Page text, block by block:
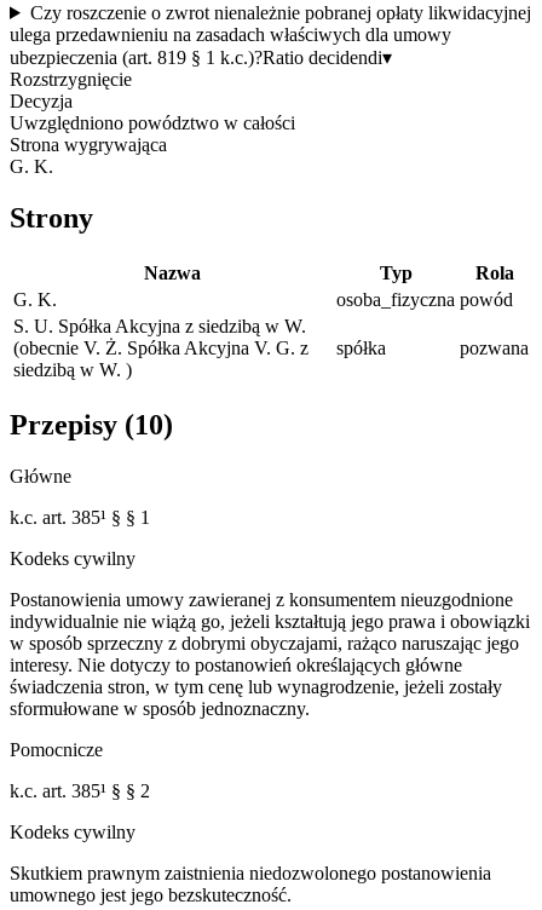
Czy roszczenie o zwrot nienależnie pobranej opłaty likwidacyjnej
ulega przedawnieniu na zasadach właściwych dla umowy
ubezpieczenia (art. 819 § 1 k.c.)?Ratio decidendi▾
Rozstrzygnięcie
Decyzja
Uwzględniono powództwo w całości
Strona wygrywająca
G. K.
Strony
Nazwa Typ
Rola
G. K.
osoba_fizyczna powód
S. U. Spółka Akcyjna z siedzibą w W.
(obecnie V. Ż. Spółka Akcyjna V. G. z
siedzibą w W. )
spółka pozwana
Przepisy (10)
Główne
k.c. art. 385¹ § § 1
Kodeks cywilny
Postanowienia umowy zawieranej z konsumentem nieuzgodnione
indywidualnie nie wiążą go, jeżeli kształtują jego prawa i obowiązki
w sposób sprzeczny z dobrymi obyczajami, rażąco naruszając jego
interesy. Nie dotyczy to postanowień określających główne
świadczenia stron, w tym cenę lub wynagrodzenie, jeżeli zostały
sformułowane w sposób jednoznaczny.
Pomocnicze
k.c. art. 385¹ § § 2
Kodeks cywilny
Skutkiem prawnym zaistnienia niedozwolonego postanowienia
umownego jest jego bezskuteczność.